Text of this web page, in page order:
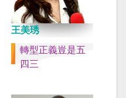
王美琇
轉型正義豈是五
四三